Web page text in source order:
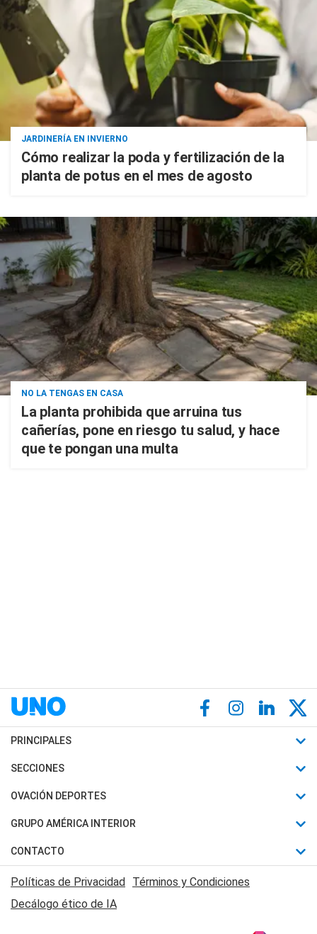
JARDINERÍA EN INVIERNO
Cómo realizar la poda y fertilización de la
planta de potus en el mes de agosto
NO LA TENGAS EN CASA
La planta prohibida que arruina tus
cañerías, pone en riesgo tu salud, y hace
que te pongan una multa
PRINCIPALES
Últimas Noticias
Política
Judiciales
Economia
SECCIONES
Horóscopo
Motores
Trucos caseros
Series y Películas
Edictos y Solicitadas
OVACIÓN DEPORTES
Fútbol
Mundial
Automovilismo
Rugby
GRUPO AMÉRICA INTERIOR
Canal 7 en Vivo
CONTACTO
Acerca de Nosotros
Contactanos
Políticas de Privacidad Términos y Condiciones
Decálogo ético de IA